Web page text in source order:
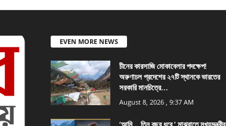
EVEN MORE NEWS
চীনের কারসাজি মোকাবেলার পদক্ষেপ!
অরুণাচল প্রদেশের ২৭টি স্থানকে ভারতের
সরকারি মানচিত্রে...
August 8, 2026 , 9:37 AM